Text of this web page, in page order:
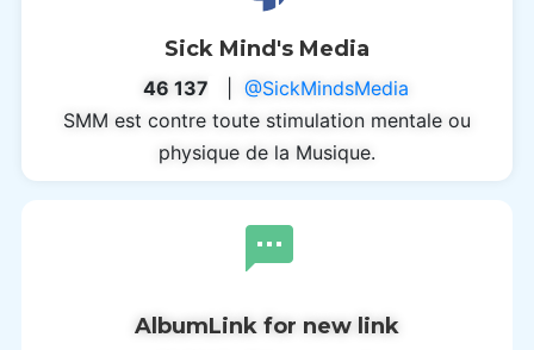
Sick Mind's Media
46 137
@SickMindsMedia
SMM est contre toute stimulation mentale ou
physique de la Musique.
AlbumLink for new link